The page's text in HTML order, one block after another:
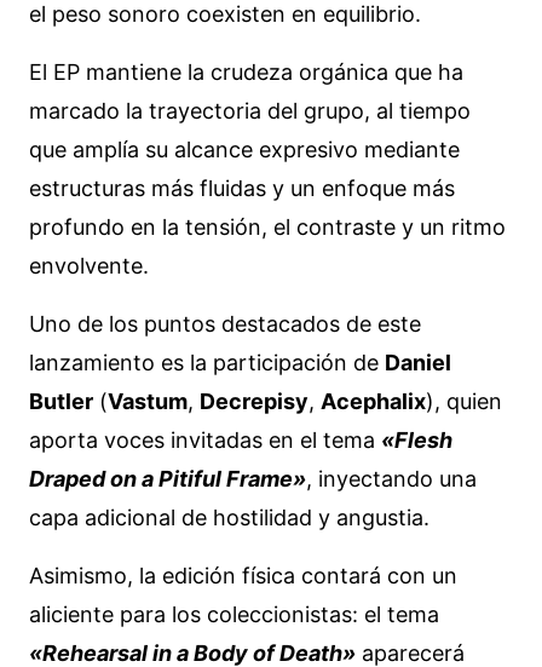
el peso sonoro coexisten en equilibrio.
El EP mantiene la crudeza orgánica que ha
marcado la trayectoria del grupo, al tiempo
que amplía su alcance expresivo mediante
estructuras más fluidas y un enfoque más
profundo en la tensión, el contraste y un ritmo
envolvente.
Uno de los puntos destacados de este
lanzamiento es la participación de Daniel
Butler (Vastum, Decrepisy, Acephalix), quien
aporta voces invitadas en el tema «Flesh
Draped on a Pitiful Frame», inyectando una
capa adicional de hostilidad y angustia.
Asimismo, la edición física contará con un
aliciente para los coleccionistas: el tema
«Rehearsal in a Body of Death» aparecerá